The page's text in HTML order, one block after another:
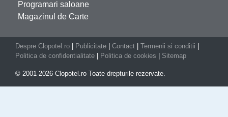
Programari saloane
Magazinul de Carte
Despre Clopotel.ro Publicitate Contact Termenii si conditii
Politica de confidentialitate
Politica de cookies Sitemap
© 2001-2026 Clopotel.ro Toate drepturile rezervate.